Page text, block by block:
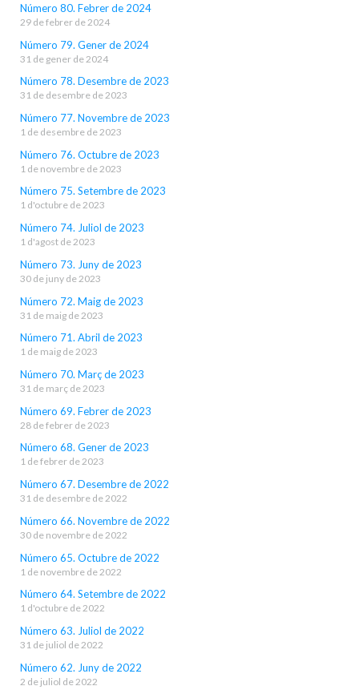
Número 80. Febrer de 2024
29 de febrer de 2024
Número 79. Gener de 2024
31 de gener de 2024
Número 78. Desembre de 2023
31 de desembre de 2023
Número 77. Novembre de 2023
1 de desembre de 2023
Número 76. Octubre de 2023
1 de novembre de 2023
Número 75. Setembre de 2023
1 d'octubre de 2023
Número 74. Juliol de 2023
1 d'agost de 2023
Número 73. Juny de 2023
30 de juny de 2023
Número 72. Maig de 2023
31 de maig de 2023
Número 71. Abril de 2023
1 de maig de 2023
Número 70. Març de 2023
31 de març de 2023
Número 69. Febrer de 2023
28 de febrer de 2023
Número 68. Gener de 2023
1 de febrer de 2023
Número 67. Desembre de 2022
31 de desembre de 2022
Número 66. Novembre de 2022
30 de novembre de 2022
Número 65. Octubre de 2022
1 de novembre de 2022
Número 64. Setembre de 2022
1 d'octubre de 2022
Número 63. Juliol de 2022
31 de juliol de 2022
Número 62. Juny de 2022
2 de juliol de 2022